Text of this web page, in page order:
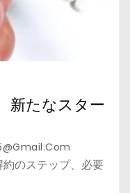
新たなスター
のステップ、必要